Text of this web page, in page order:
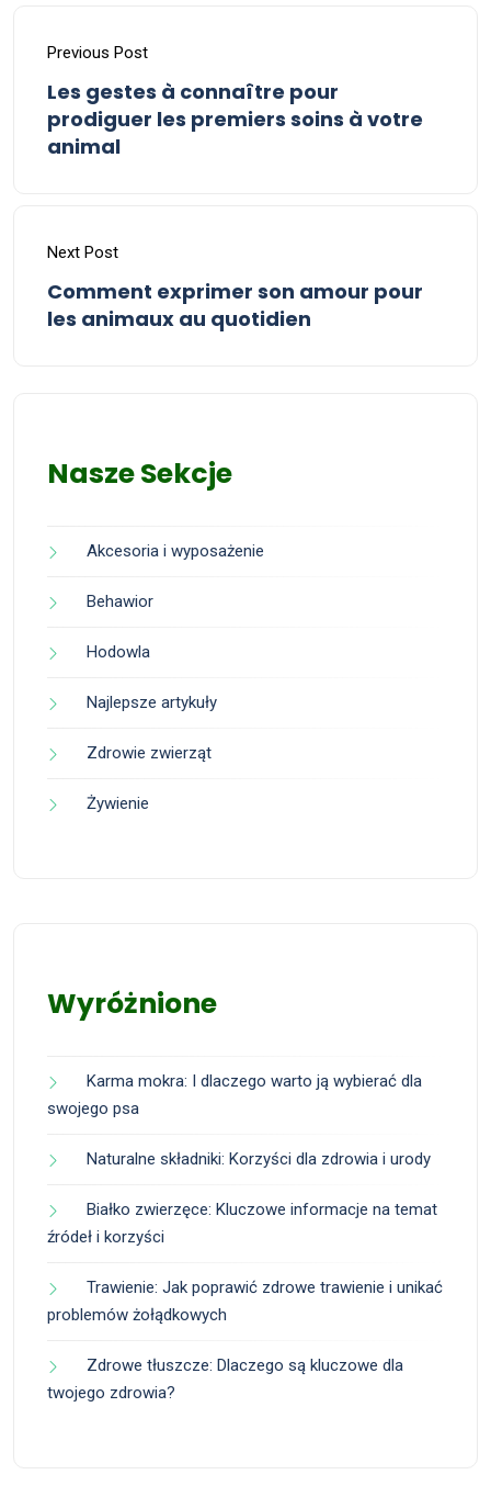
Previous Post
Les gestes à connaître pour
prodiguer les premiers soins à votre
animal
Next Post
Comment exprimer son amour pour
les animaux au quotidien
Nasze Sekcje
Akcesoria i wyposażenie
Behawior
Hodowla
Najlepsze artykuły
Zdrowie zwierząt
Żywienie
Wyróżnione
Karma mokra: I dlaczego warto ją wybierać dla
swojego psa
Naturalne składniki: Korzyści dla zdrowia i urody
Białko zwierzęce: Kluczowe informacje na temat
źródeł i korzyści
Trawienie: Jak poprawić zdrowe trawienie i unikać
problemów żołądkowych
Zdrowe tłuszcze: Dlaczego są kluczowe dla
twojego zdrowia?